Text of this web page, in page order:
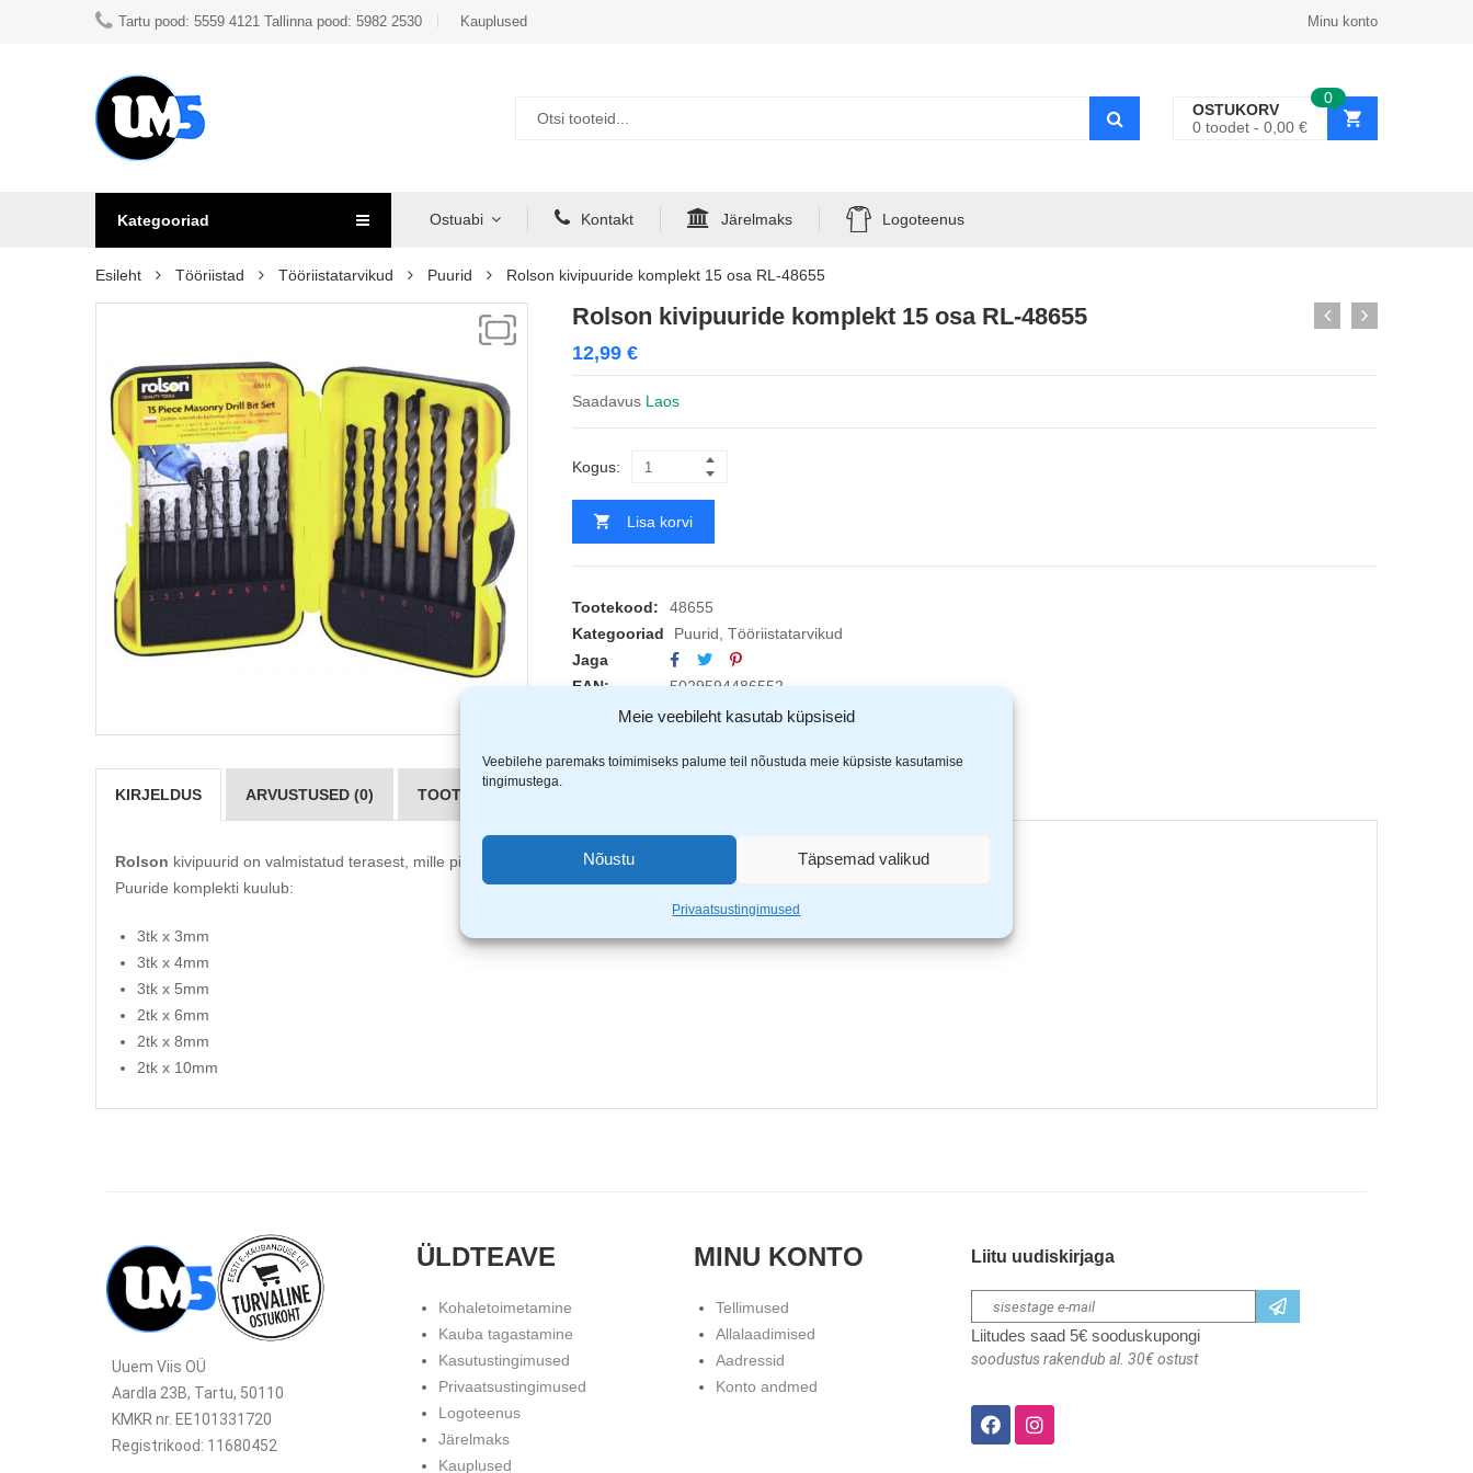
Meie veebileht kasutab küpsiseid
Veebilehe paremaks toimimiseks palume teil nõustuda meie küpsiste kasutamise
tingimustega.
Nõustu Täpsemad valikud
Privaatsustingimused
Tartu pood: 5559 4121 Tallinna pood: 5982 2530 Kauplused Minu konto
0
OSTUKORV
0 toodet 0,00 €
Kategooriad Ostuabi Kontakt Järelmaks Logoteenus
Esileht Tööriistad Tööriistatarvikud Puurid Rolson kivipuuride komplekt 15 osa RL-48655
Rolson kivipuuride komplekt 15 osa RL-48655
12,99 €
Saadavus Laos
Kogus:
Lisa korvi
Tootekood:
48655
Kategooriad
Puurid, Tööriistatarvikud
Jaga
EAN:
5029594486552
KIRJELDUS ARVUSTUSED (0) TOOTJAD (1)
Rolson kivipuurid on valmistatud terasest, mille pind on rikastatud süsnikuga.
Puuride komplekti kuulub:
3tk x 3mm
3tk x 4mm
3tk x 5mm
2tk x 6mm
2tk x 8mm
2tk x 10mm
Uuem Viis OÜ
Aardla 23B, Tartu, 50110
KMKR nr. EE101331720
Registrikood: 11680452
ÜLDTEAVE
Kohaletoimetamine
Kauba tagastamine
Kasutustingimused
Privaatsustingimused
Logoteenus
Järelmaks
Kauplused
MINU KONTO
Tellimused
Allalaadimised
Aadressid
Konto andmed
Liitu uudiskirjaga
Liitudes saad 5€ sooduskupongi
soodustus rakendub al. 30€ ostust